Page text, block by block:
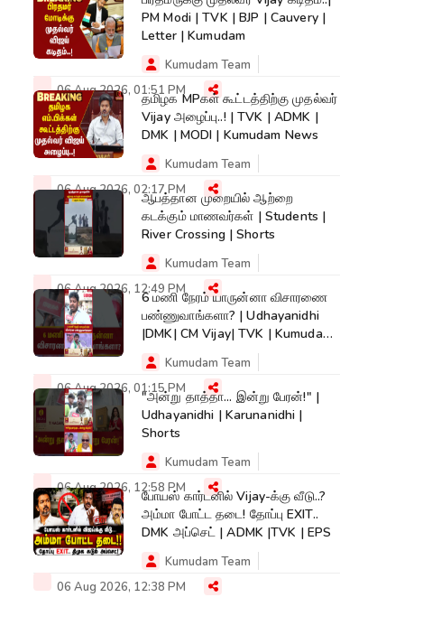
PM Modi | TVK | BJP | Cauvery |
Letter | Kumudam
Kumudam Team
06 Aug 2026, 01:51 PMதமிழக MPகள் கூட்டத்திற்கு முதல்வர்
Vijay அழைப்பு..! | TVK | ADMK |
DMK | MODI | Kumudam News
Kumudam Team
06 Aug 2026, 02:17 PMஆபத்தான முறையில் ஆற்றை
கடக்கும் மாணவர்கள் | Students |
River Crossing | Shorts
Kumudam Team
06 Aug 2026, 12:49 PM6 மணி நேரம் யாருன்னா விசாரணை
பண்ணுவாங்களா? | Udhayanidhi
|DMK| CM Vijay| TVK | Kumudam
News #shorts
Kumudam Team
06 Aug 2026, 01:15 PM"அன்று தாத்தா... இன்று பேரன்!" |
Udhayanidhi | Karunanidhi |
Shorts
Kumudam Team
06 Aug 2026, 12:58 PMபோயஸ் கார்டனில் Vijay-க்கு வீடு..?
அம்மா போட்ட தடை! தோப்பு EXIT..
DMK அப்செட் | ADMK |TVK | EPS
Kumudam Team
06 Aug 2026, 12:38 PM